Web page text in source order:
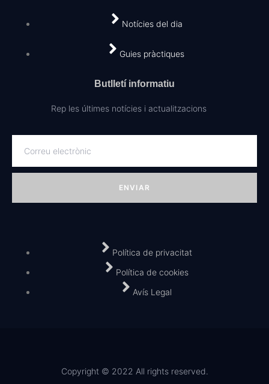
Notícies del dia
Guies pràctiques
Butlletí informatiu
Rep les últimes notícies i actualitzacions
ENVIAR
Política de privacitat
Política de cookies
Avís Legal
Copyright © 2022 All rights reserved.